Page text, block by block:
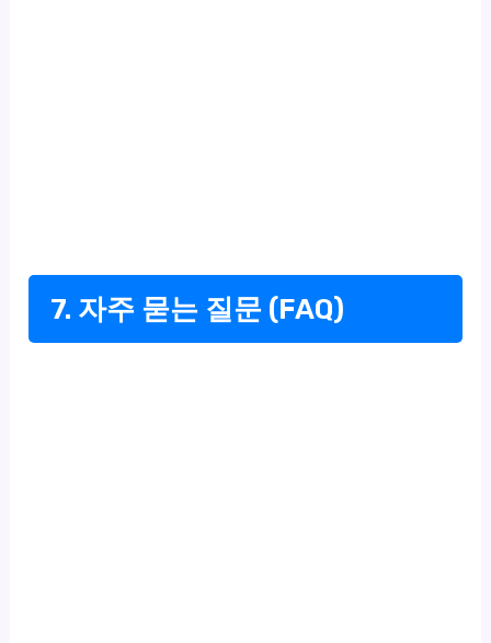
7. 자주 묻는 질문 (FAQ)